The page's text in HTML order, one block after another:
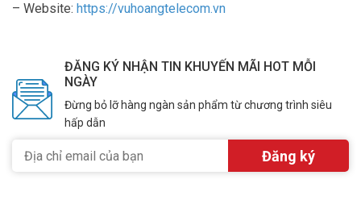
– Website: https://vuhoangtelecom.vn
ĐĂNG KÝ NHẬN TIN KHUYẾN MÃI HOT MỖI
NGÀY
Đừng bỏ lỡ hàng ngàn sản phẩm từ chương trình siêu
hấp dẫn